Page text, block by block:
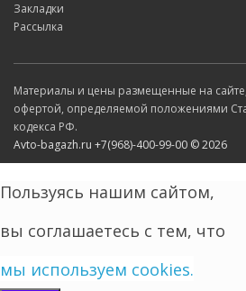
Закладки
Рассылка
Материалы и цены размещенные на
офертой, определяемой положениями
кодекса РФ.
Avto-bagazh.ru +7(968)-400-99-00 © 2026
Пользуясь нашим сайтом,
вы соглашаетесь с тем, что
мы используем cookies.